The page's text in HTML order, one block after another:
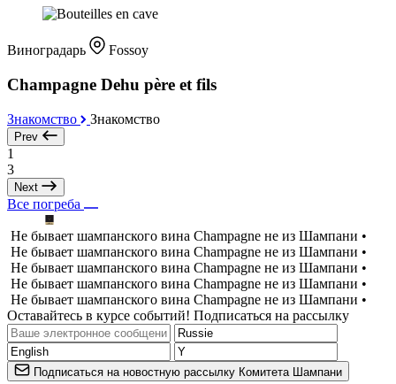
Виноградарь Fossoy
Champagne Dehu père et fils
Знакомство Знакомство
Prev
1
3
Next
Все погреба
Не бывает шампанского вина Champagne не из Шампани •
Не бывает шампанского вина Champagne не из Шампани •
Не бывает шампанского вина Champagne не из Шампани •
Не бывает шампанского вина Champagne не из Шампани •
Не бывает шампанского вина Champagne не из Шампани •
Оставайтесь в курсе событий! Подписаться на рассылку
Подписаться на новостную рассылку Комитета Шампани